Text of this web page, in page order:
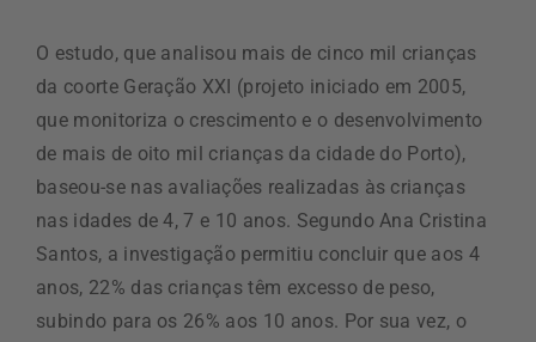
O estudo, que analisou mais de cinco mil crianças
da coorte Geração XXI (projeto iniciado em 2005,
que monitoriza o crescimento e o desenvolvimento
de mais de oito mil crianças da cidade do Porto),
baseou-se nas avaliações realizadas às crianças
nas idades de 4, 7 e 10 anos. Segundo Ana Cristina
Santos, a investigação permitiu concluir que aos 4
anos, 22% das crianças têm excesso de peso,
subindo para os 26% aos 10 anos. Por sua vez, o